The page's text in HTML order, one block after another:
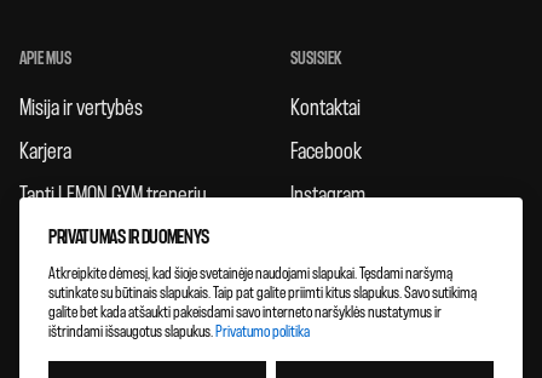
APIE MUS
Misija ir vertybės
Karjera
Tapti LEMON GYM treneriu
Taisyklės
Atsiliepimai
Klubų plėtra
SUSISIEK
Kontaktai
Facebook
Instagram
PRIVATUMAS IR DUOMENYS
Atkreipkite dėmesį, kad šioje svetainėje naudojami slapukai. Tęsdami naršymą
sutinkate su būtinais slapukais. Taip pat galite priimti kitus slapukus. Savo sutikimą
galite bet kada atšaukti pakeisdami savo interneto naršyklės nustatymus ir
ištrindami išsaugotus slapukus. Privatumo politika